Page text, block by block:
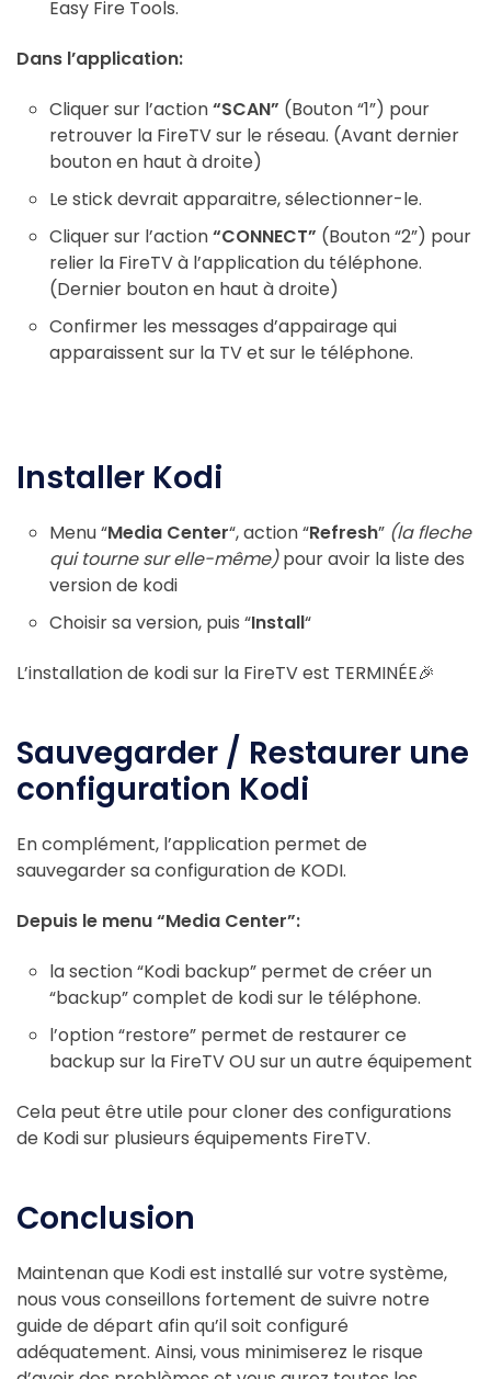
Easy Fire Tools.
Dans l’application:
Cliquer sur l’action“SCAN” (Bouton “1”) pour
retrouver la FireTV sur le réseau. (Avant dernier
bouton en haut à droite)
Le stick devrait apparaitre, sélectionner-le.
Cliquer sur l’action“CONNECT” (Bouton “2”) pour
relier la FireTV à l’application du téléphone.
(Dernier bouton en haut à droite)
Confirmer les messages d’appairage qui
apparaissent sur la TV et sur le téléphone.
Installer Kodi
Menu “Media Center“, action “Refresh” (la fleche
qui tourne sur elle-même)pour avoir la liste des
version de kodi
Choisir sa version, puis “Install“
L’installation de kodi sur la FireTV est TERMINÉE🎉
Sauvegarder / Restaurer une
configuration Kodi
En complément, l’application permet de
sauvegarder sa configuration de KODI.
Depuis le menu “Media Center”:
la section “Kodi backup” permet de créer un
“backup” complet de kodi sur le téléphone.
l’option “restore” permet de restaurer ce
backup sur la FireTV OU sur un autre équipement
Cela peut être utile pour cloner des configurations
de Kodi sur plusieurs équipements FireTV.
Conclusion
Maintenan que Kodi est installé sur votre système,
nous vous conseillons fortement de suivre notre
guide de départ afin qu’il soit configuré
adéquatement. Ainsi, vous minimiserez le risque